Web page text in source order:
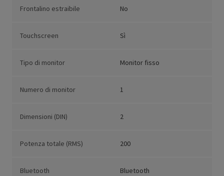
Frontalino estraibile No
Touchscreen Sì
Tipo di monitor Monitor fisso
Numero di monitor 1
Dimensioni (DIN) 2
Potenza totale (RMS) 200
Bluetooth Bluetooth